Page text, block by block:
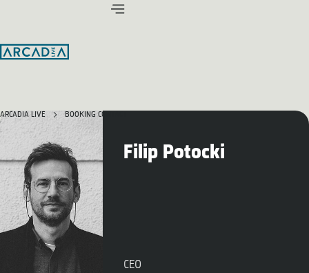
ARCADIA LIVE BOOKING CONTACT
Filip Potocki
CEO